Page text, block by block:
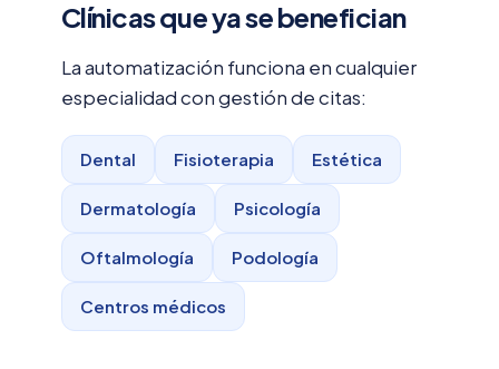
Clínicas que ya se benefician
La automatización funciona en cualquier
especialidad con gestión de citas:
Dental Fisioterapia Estética
Dermatología Psicología
Oftalmología Podología
Centros médicos